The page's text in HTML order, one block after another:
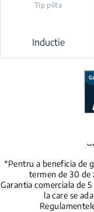
Tip plita
Inductie
*Pentru a beneficia de
termen de 30 de
Garantia comerciala de
la care se